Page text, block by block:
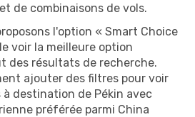
de combinaisons de vols.
l'option « Smart Choice
voir la meilleure option
des résultats de recherche.
ajouter des filtres pour voir
destination de Pékin avec
préférée parmi China